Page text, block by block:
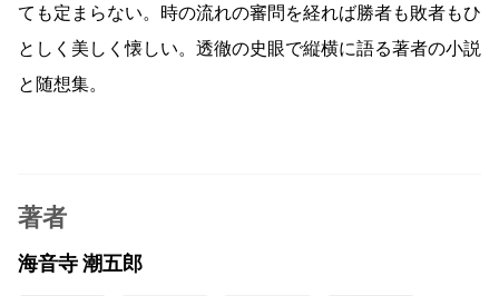
ても定まらない。時の流れの審問を経れば勝者も敗者もひ
としく美しく懐しい。透徹の史眼で縦横に語る著者の小説
と随想集。
著者
海音寺 潮五郎